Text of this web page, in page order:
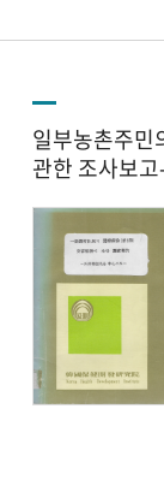
일부농촌주민
관한 조사보